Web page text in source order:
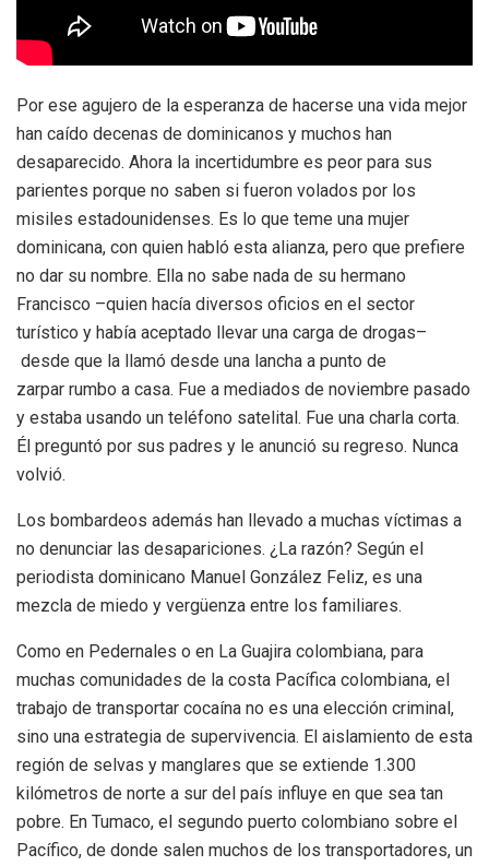
Por ese agujero de la esperanza de hacerse una vida mejor
han caído decenas de dominicanos y muchos han
desaparecido. Ahora la incertidumbre es peor para sus
parientes porque no saben si fueron volados por los
misiles estadounidenses. Es lo que teme una mujer
dominicana, con quien habló esta alianza, pero que prefiere
no dar su nombre. Ella no sabe nada de su hermano
Francisco –quien hacía diversos oficios en el sector
turístico y había aceptado llevar una carga de drogas–
desde que la llamó desde una lancha a punto de
zarpar rumbo a casa. Fue a mediados de noviembre pasado
y estaba usando un teléfono satelital. Fue una charla corta.
Él preguntó por sus padres y le anunció su regreso. Nunca
volvió.
Los bombardeos además han llevado a muchas víctimas a
no denunciar las desapariciones. ¿La razón? Según el
periodista dominicano Manuel González Feliz, es una
mezcla de miedo y vergüenza entre los familiares.
Como en Pedernales o en La Guajira colombiana, para
muchas comunidades de la costa Pacífica colombiana, el
trabajo de transportar cocaína no es una elección criminal,
sino una estrategia de supervivencia. El aislamiento de esta
región de selvas y manglares que se extiende 1.300
kilómetros de norte a sur del país influye en que sea tan
pobre. En Tumaco, el segundo puerto colombiano sobre el
Pacífico, de donde salen muchos de los transportadores, un